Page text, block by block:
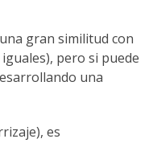
gran similitud con
pero si puede
una
es